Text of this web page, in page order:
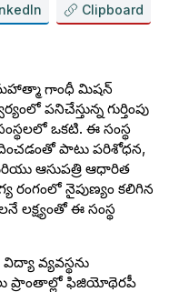
Clipboard
గాంధీ మిషన్
పనిచేస్తున్న గుర్తింపు
ఒకటి. ఈ సంస్థ
పాటు పరిశోధన,
ఆసుపత్రి ఆధారిత
రంగంలో నైపుణ్యం కలిగిన
ఈ సంస్థ
వ్యవస్థను
ప్రాంతాల్లో ఫిజియోథెరపీ